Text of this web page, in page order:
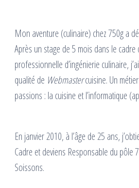
Mon aventure (culinaire) chez 750g a
Après un stage de 5 mois dans le cadre
professionnelle d’ingénierie culinaire,
qualité de Webmastercuisine. Un
passions : la cuisine et l’informatique
En janvier 2010, à l’âge de 25 ans,
Cadre et deviens Responsable du pôle
Soissons.